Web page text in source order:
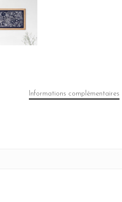
Informations complémentaires